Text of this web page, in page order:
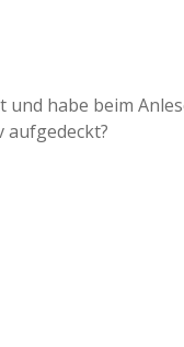
habe beim
aufgedeckt?